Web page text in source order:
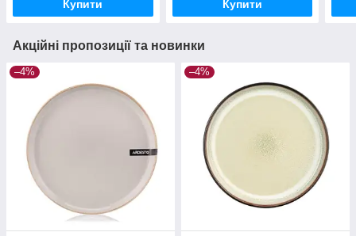
Купити Купити
Акційні пропозиції та новинки
–4% –4%